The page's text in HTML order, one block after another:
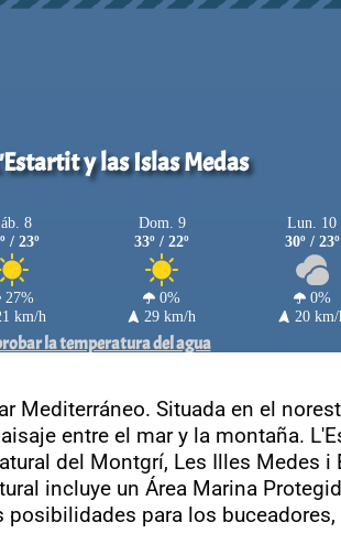
y las Islas Medas
8
/ 23º
27%
km/h
Dom. 9
33º / 22º
0%
29 km/h
Lun. 10
30º / 23º
0%
20 km/
la temperatura del agua
Mediterráneo. Situada en el
entre el mar y la montaña.
del Montgrí, Les Illes Medes i
incluye un Área Marina
para los